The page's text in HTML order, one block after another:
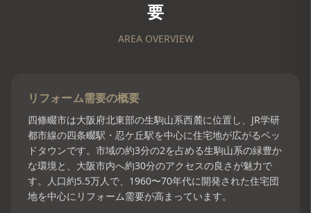
要
AREA OVERVIEW
リフォーム需要の概要
四條畷市は大阪府北東部の生駒山系西麓に位置し、JR学研
都市線の四条畷駅・忍ケ丘駅を中心に住宅地が広がるベッ
ドタウンです。市域の約3分の2を占める生駒山系の緑豊か
な環境と、大阪市内へ約30分のアクセスの良さが魅力で
す。人口約5.5万人で、1960〜70年代に開発された住宅団
地を中心にリフォーム需要が高まっています。